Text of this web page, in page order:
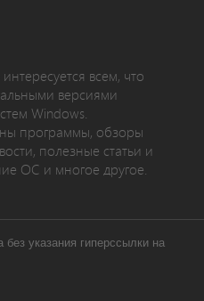
всем, что
версиями
Windows.
программы, обзоры
полезные статьи и
ОС и многое другое.
указания гиперссылки на